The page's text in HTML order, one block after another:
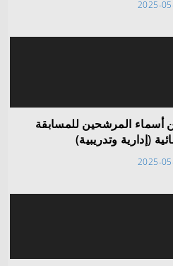
2025-
أسماء المرشحين للمسابقة
(إدارية وتدريبية)
2025-